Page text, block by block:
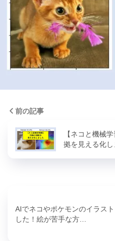
前の記事
【ネコと機械
拠を見える化
AIでネコやポケモンのイラス
した！絵が苦手な方…